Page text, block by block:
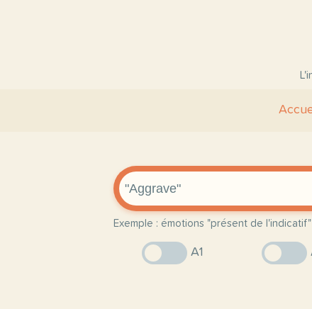
Exemple : émotions "présent de l'indicatif"
A1